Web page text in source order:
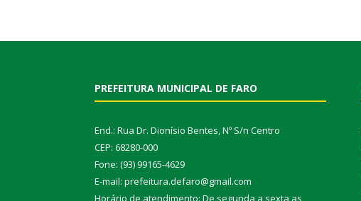
PREFEITURA MUNICIPAL DE FARO
End.: Rua Dr. Dionísio Bentes, Nº S/n Centro
CEP: 68280-000
Fone: (93) 99165-4629
E-mail: prefeitura.defaro@gmail.com
Horário de atendimento: De segunda a sexta as